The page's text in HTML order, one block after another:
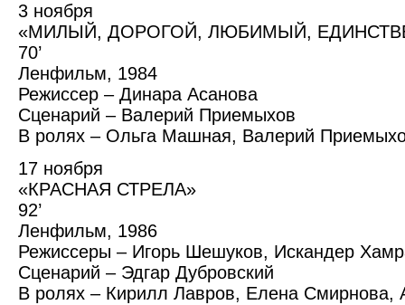
3 ноября
«МИЛЫЙ, ДОРОГОЙ, ЛЮБИМЫЙ,
70’
Ленфильм, 1984
Режиссер – Динара Асанова
Сценарий – Валерий Приемыхов
В ролях – Ольга Машная, Валерий
17 ноября
«КРАСНАЯ СТРЕЛА»
92’
Ленфильм, 1986
Режиссеры – Игорь Шешуков, Искандер
Сценарий – Эдгар Дубровский
В ролях – Кирилл Лавров, Елена Смирнова,